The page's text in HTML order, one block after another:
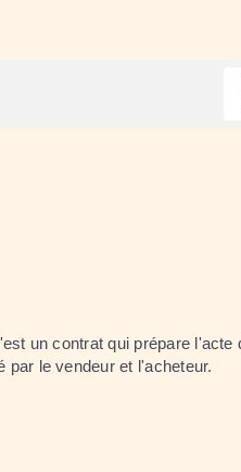
un contrat qui prépare l'acte
par le vendeur et l'acheteur.